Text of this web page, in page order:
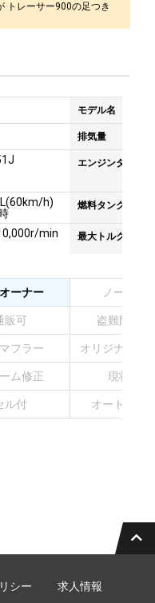
トレーサー900の足つき
モデル名
排気量
エンジンタイプ
h)
燃料タンク容量
min 最大トルク
ーナー ノーマル
販可 盗難防止装
フラー オリジナルペ
ム修正 現状販売
ル付 オートマチ
シー 求人情報